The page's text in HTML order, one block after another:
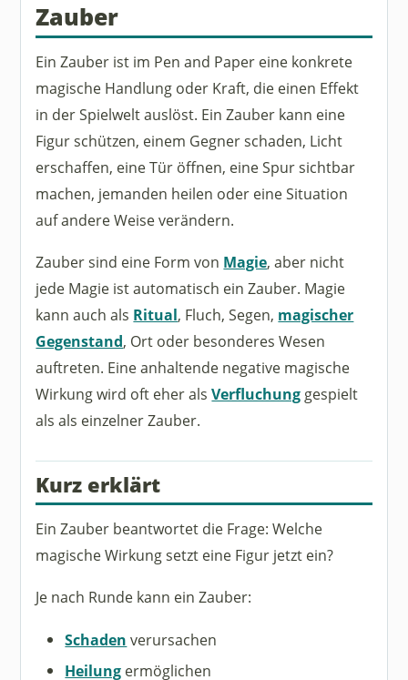
Zauber
Ein Zauber ist im Pen and Paper eine konkrete
magische Handlung oder Kraft, die einen Effekt
in der Spielwelt auslöst. Ein Zauber kann eine
Figur schützen, einem Gegner schaden, Licht
erschaffen, eine Tür öffnen, eine Spur sichtbar
machen, jemanden heilen oder eine Situation
auf andere Weise verändern.
Zauber sind eine Form von Magie, aber nicht
jede Magie ist automatisch ein Zauber. Magie
kann auch als Ritual, Fluch, Segen, magischer
Gegenstand, Ort oder besonderes Wesen
auftreten. Eine anhaltende negative magische
Wirkung wird oft eher alsVerfluchung gespielt
als als einzelner Zauber.
Kurz erklärt
Ein Zauber beantwortet die Frage: Welche
magische Wirkung setzt eine Figur jetzt ein?
Je nach Runde kann ein Zauber:
Schaden verursachen
Heilung ermöglichen